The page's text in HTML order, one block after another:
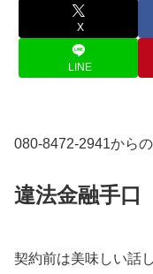
X
LINE
080-8472-2941から
違法金融手口
契約前は美味しい話